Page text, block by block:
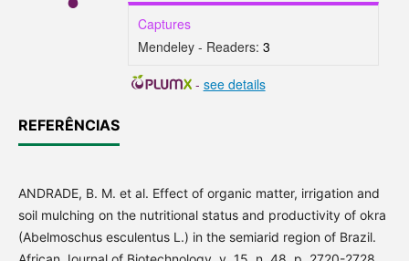
Captures
Mendeley - Readers: 3
- see details
REFERÊNCIAS
ANDRADE, B. M. et al. Effect of organic matter, irrigation and
soil mulching on the nutritional status and productivity of okra
(Abelmoschus esculentus L.) in the semiarid region of Brazil.